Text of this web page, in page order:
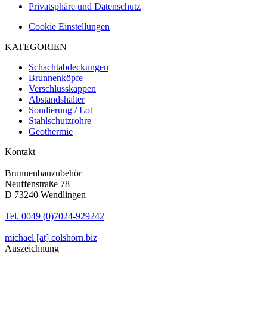
Privatsphäre und Datenschutz
Cookie Einstellungen
KATEGORIEN
Schachtabdeckungen
Brunnenköpfe
Verschlusskappen
Abstandshalter
Sondierung / Lot
Stahlschutzrohre
Geothermie
Kontakt
Brunnenbauzubehör
Neuffenstraße 78
D 73240 Wendlingen
Tel. 0049 (0)7024-929242
michael [at] colshorn.biz
Auszeichnung